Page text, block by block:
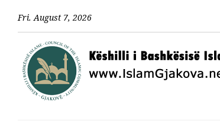
Fri. August 7, 2026